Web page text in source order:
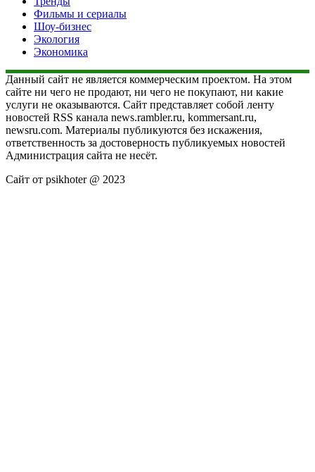
Фильмы и сериалы
Шоу-бизнес
Экология
Экономика
Данный сайт не является коммерческим проектом. На этом
сайте ни чего не продают, ни чего не покупают, ни какие
услуги не оказываются. Сайт представляет собой ленту
новостей RSS канала news.rambler.ru, kommersant.ru,
newsru.com. Материалы публикуются без искажения,
ответственность за достоверность публикуемых новостей
Администрация сайта не несёт.
Сайт от psikhoter @ 2023